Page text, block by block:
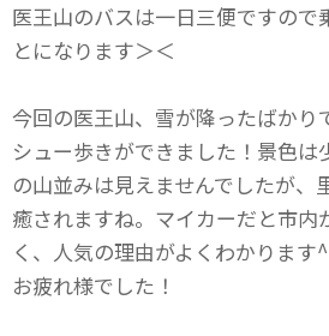
医王山のバスは一日三便ですので
とになります＞＜
今回の医王山、雪が降ったばかり
シュー歩きができました！景色は
の山並みは見えませんでしたが、
癒されますね。マイカーだと市内
く、人気の理由がよくわかります
お疲れ様でした！